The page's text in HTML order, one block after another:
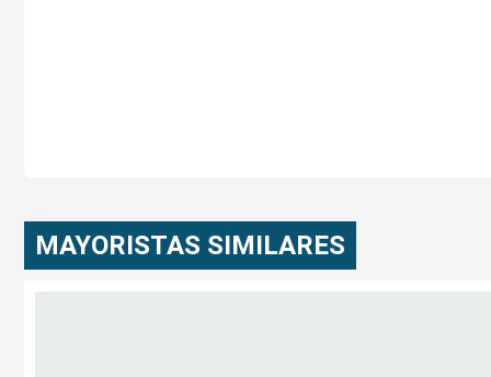
MAYORISTAS SIMILARES